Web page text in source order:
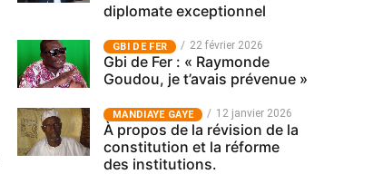
diplomate exceptionnel
GBI DE FER 22 février 2026
Gbi de Fer : « Raymonde
Goudou, je t’avais prévenue »
MANDIAYE GAYE 12 janvier 2026
À propos de la révision de la
constitution et la réforme
des institutions.